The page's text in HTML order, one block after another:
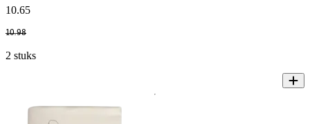
10.65
10.98
2 stuks